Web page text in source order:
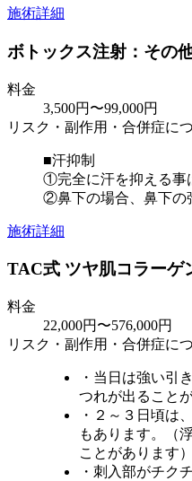
施術詳細
ボトックス注射：その
料金
3,500円〜99,000円
リスク・副作用・合併症に
■汗抑制
①完全に汗を抑える事
②鼻下の場合、鼻下の
施術詳細
TAC式 ツヤ肌コラーゲ
料金
22,000円〜576,000円
リスク・副作用・合併症に
・当日は強い引
つれが出ること
・２～３日頃は
もあります。（
ことがあります）
・刺入部がチク